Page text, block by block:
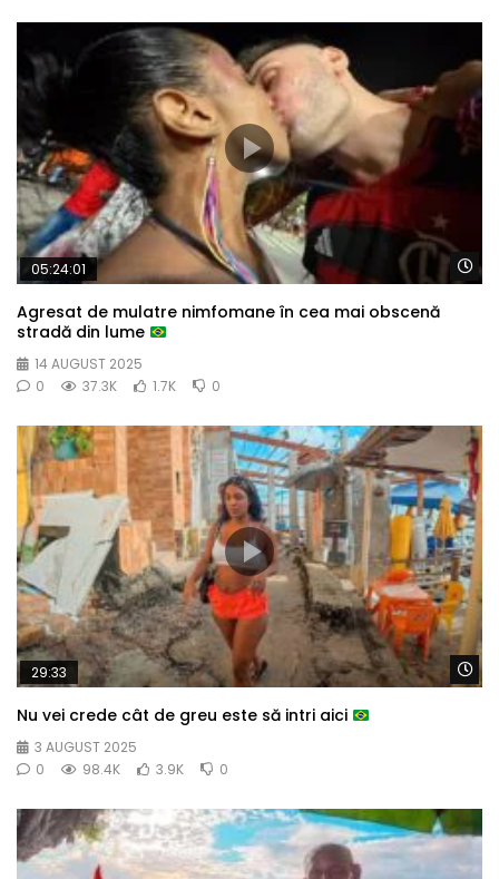
05:24:01
Agresat de mulatre nimfomane în cea mai obscenă
stradă din lume
14 AUGUST 2025
0
37.3K 1.7K 0
29:33
Nu vei crede cât de greu este să intri aici
3 AUGUST 2025
0
98.4K 3.9K 0